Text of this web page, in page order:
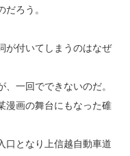
ろう。
が付いてしまうのはなぜ
一回でできないのだ。
漫画の舞台にもなった碓
口となり上信越自動車道